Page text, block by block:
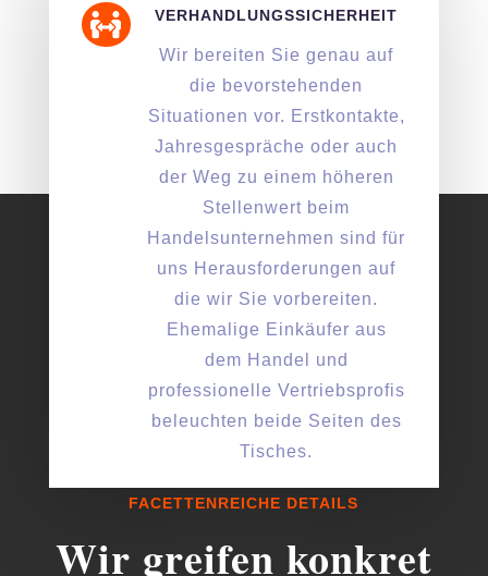
 VERHANDLUNGSSICHERHEIT
Wir bereiten Sie genau auf
die bevorstehenden
Situationen vor. Erstkontakte,
Jahresgespräche oder auch
der Weg zu einem höheren
Stellenwert beim
Handelsunternehmen sind für
uns Herausforderungen auf
die wir Sie vorbereiten.
Ehemalige Einkäufer aus
dem Handel und
professionelle Vertriebsprofis
beleuchten beide Seiten des
Tisches.
FACETTENREICHE DETAILS
Wir greifen konkret